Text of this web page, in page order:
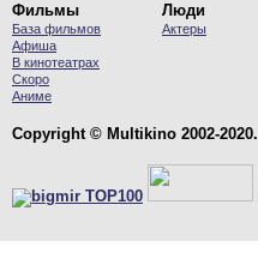
Фильмы
База фильмов
Афиша
В кинотеатрах
Скоро
Аниме
Люди
Актеры
Copyright © Multikino 2002-2020.